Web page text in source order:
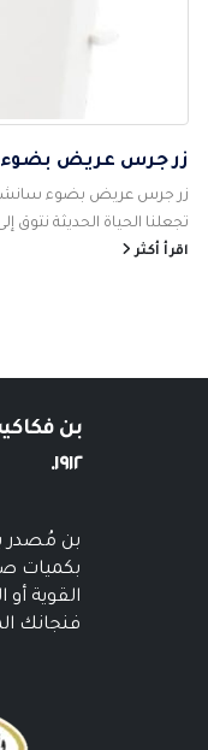
زر جرس عريض
زر جرس عريض بضوء
تجعلنا الحياة الحديثة نتوق
اقرأ أكثر
بن
١٩١٢.
بن مُصدر
بكميات
القوية
فنجانك